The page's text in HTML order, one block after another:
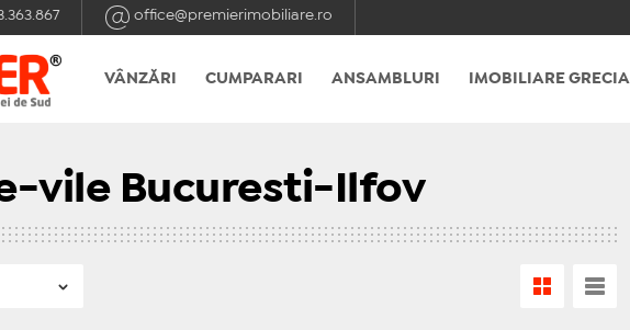
office@premierimobiliare.ro
VÂNZĂRI CUMPARARI ANSAMBLURI IMOBILIARE GRECIA
vile Bucuresti-Ilfov